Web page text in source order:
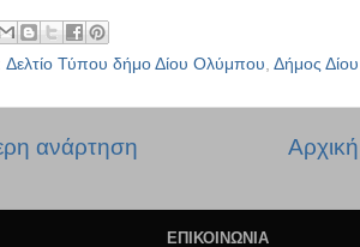
Δελτίο Τύπου δήμο Δίου Ολύμπου Δήμος
ανάρτηση
ΕΠΙΚΟΙΝΩΝΙΑ